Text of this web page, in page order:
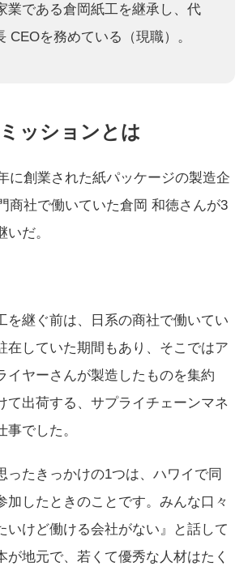
業である倉岡紙工を継承し、代
CEOを務めている（現職）。
ッションとは
に創業された紙パッケージの製造企
商社で働いていた倉岡 和徳さんが3
だ。
を継ぐ前は、日系の商社で働いてい
在していた期間もあり、そこではア
イヤーさんが製造したものを集約
て出荷する、サプライチェーンマネ
事でした。
ったきっかけの1つは、ハワイで同
加したときのことです。みんな口々
いけど働ける会社がない』と話して
が地元で、若くて優秀な人材はたく